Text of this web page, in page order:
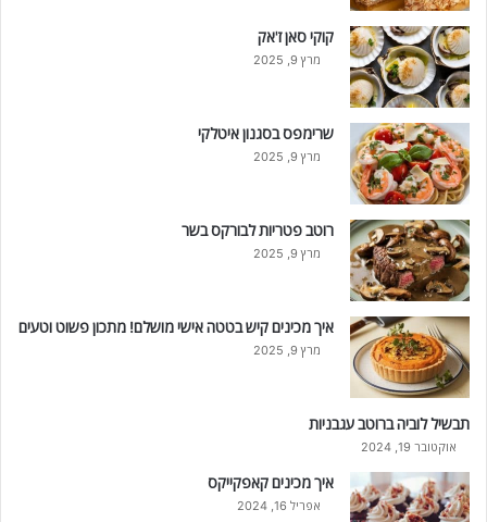
קוקי סאן ז'אק
מרץ 9, 2025
שרימפס בסגנון איטלקי
מרץ 9, 2025
רוטב פטריות לבורקס בשר
מרץ 9, 2025
איך מכינים קיש בטטה אישי מושלם! מתכון פשוט וטעים
מרץ 9, 2025
תבשיל לוביה ברוטב עגבניות
אוקטובר 19, 2024
איך מכינים קאפקייקס
אפריל 16, 2024